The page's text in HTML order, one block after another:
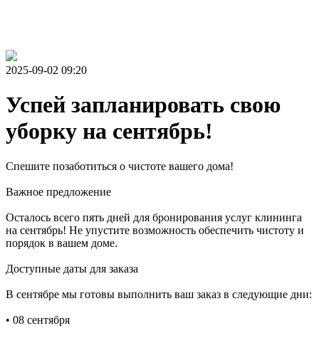
2025-09-02 09:20
Успей запланировать свою
уборку на сентябрь!
Спешите позаботиться о чистоте вашего дома!
Важное предложение
Осталось всего пять дней для бронирования услуг клининга
на сентябрь! Не упустите возможность обеспечить чистоту и
порядок в вашем доме.
Доступные даты для заказа
В сентябре мы готовы выполнить ваш заказ в следующие дни:
• 08 сентября